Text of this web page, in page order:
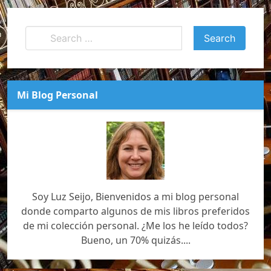
Mi Blog Personal
Soy Luz Seijo, Bienvenidos a mi blog personal
donde comparto algunos de mis libros preferidos
de mi colección personal. ¿Me los he leído todos?
Bueno, un 70% quizás....